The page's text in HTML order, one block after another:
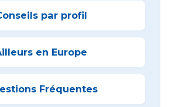
par profil
en Europe
Fréquentes